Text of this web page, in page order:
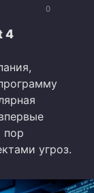
0
4
пор
угроз.